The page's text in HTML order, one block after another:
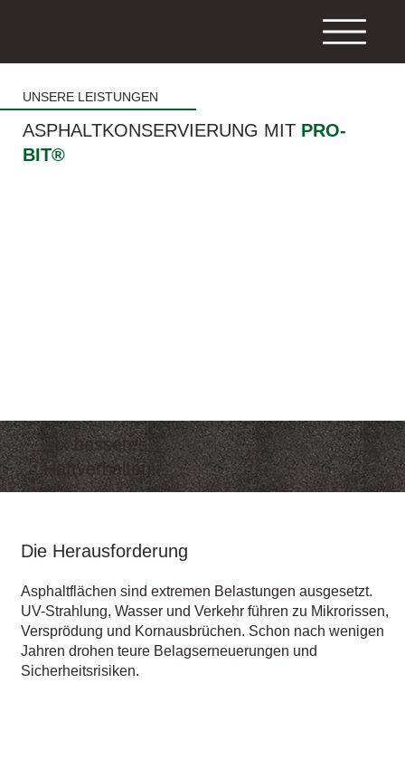
UNSERE LEISTUNGEN
ASPHALTKONSERVIERUNG MIT PRO-
BIT®
„4x besseres
Haftverhalten!“
Die Herausforderung
Asphaltflächen sind extremen Belastungen ausgesetzt.
UV-Strahlung, Wasser und Verkehr führen zu Mikrorissen,
Versprödung und Kornausbrüchen. Schon nach wenigen
Jahren drohen teure Belagserneuerungen und
Sicherheitsrisiken.